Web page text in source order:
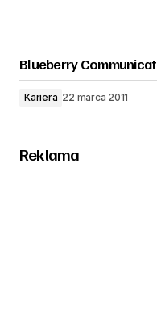
Blueberry
Kariera 22 marca 2011
Reklama